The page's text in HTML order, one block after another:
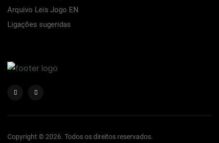
Arquivo Leis Jogo EN
Ligações sugeridas
Copyright © 2026. Todos os direitos reservados.